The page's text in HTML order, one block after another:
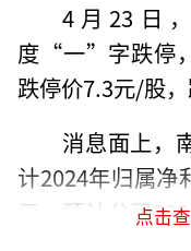
4月23日
度“一”字跌停
跌停价7.3元/股，
消息面上，
计2024年归属净
元。预计公司点击